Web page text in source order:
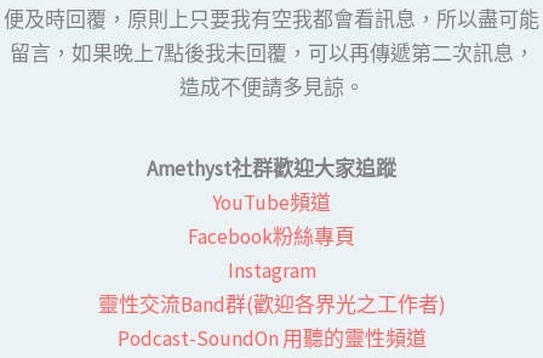
便及時回覆，原則上只要我有空我都會看訊息，所以盡可能
留言，如果晚上7點後我未回覆，可以再傳遞第二次訊息，
造成不便請多見諒。
Amethyst社群歡迎大家追蹤
YouTube頻道
Facebook粉絲專頁​
Instagram
靈性交流Band群(歡迎各界光之工作者)​
Podcast-SoundOn 用聽的靈性頻道